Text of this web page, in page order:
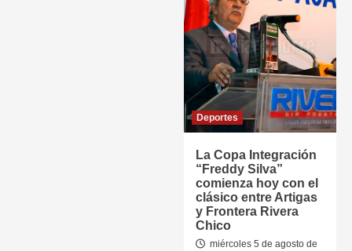
Deportes
La Copa Integración
“Freddy Silva”
comienza hoy con el
clásico entre Artigas
y Frontera Rivera
Chico
miércoles 5 de agosto de